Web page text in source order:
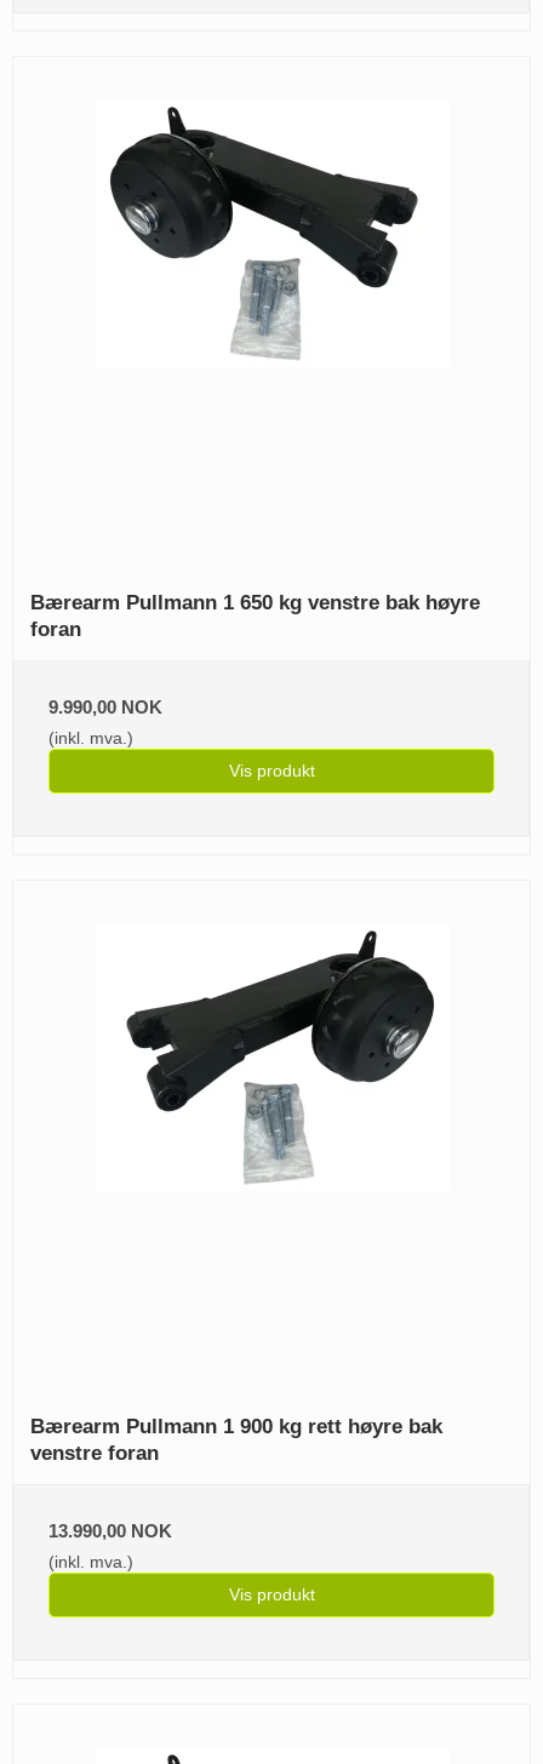
Bærearm Pullmann 1 650 kg venstre bak høyre
foran
9.990,00 NOK
(inkl. mva.)
Vis produkt
Bærearm Pullmann 1 900 kg rett høyre bak
venstre foran
13.990,00 NOK
(inkl. mva.)
Vis produkt